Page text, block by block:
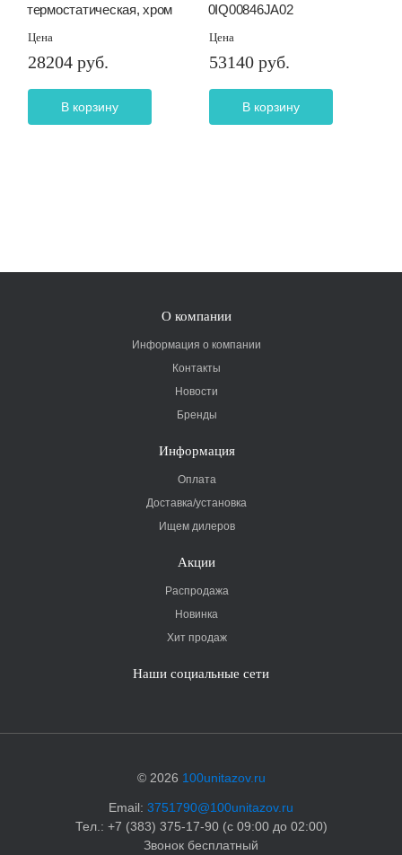
термостатическая, хром
Цена
28204 руб.
В корзину
0IQ00846JA02
Цена
53140 руб.
В корзину
О компании
Информация о компании
Контакты
Новости
Бренды
Информация
Оплата
Доставка/установка
Ищем дилеров
Акции
Распродажа
Новинка
Хит продаж
Наши социальные сети
© 2026 100unitazov.ru
Email: 3751790@100unitazov.ru
Тел.: +7 (383) 375-17-90 (с 09:00 до 02:00)
Звонок бесплатный